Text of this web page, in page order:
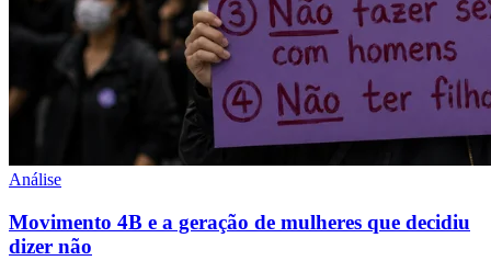
Análise
Movimento 4B e a geração de mulheres que decidiu
dizer não